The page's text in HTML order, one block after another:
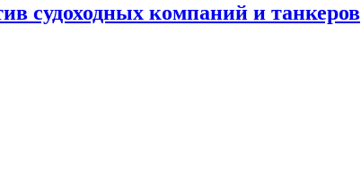
судоходных компаний и танкеров